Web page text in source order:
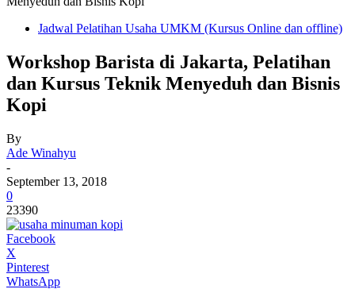
Jadwal Pelatihan Usaha UMKM (Kursus Online dan offline)
Workshop Barista di Jakarta, Pelatihan
dan Kursus Teknik Menyeduh dan Bisnis
Kopi
By
Ade Winahyu
-
September 13, 2018
0
23390
Facebook
X
Pinterest
WhatsApp